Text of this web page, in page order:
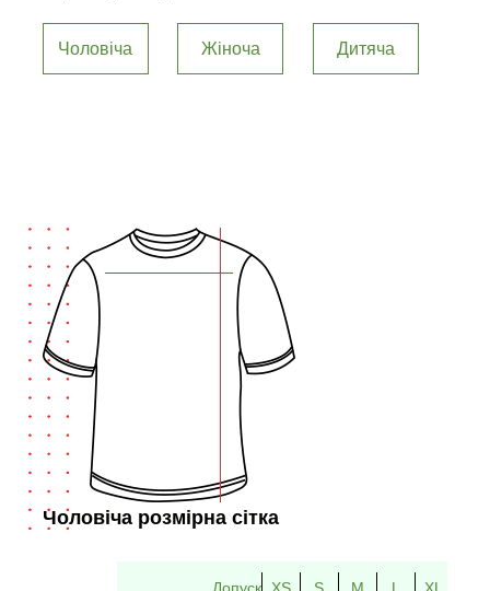
Чоловіча Жіноча Дитяча
Чоловіча розмірна сітка
Допуск XS S M L XL